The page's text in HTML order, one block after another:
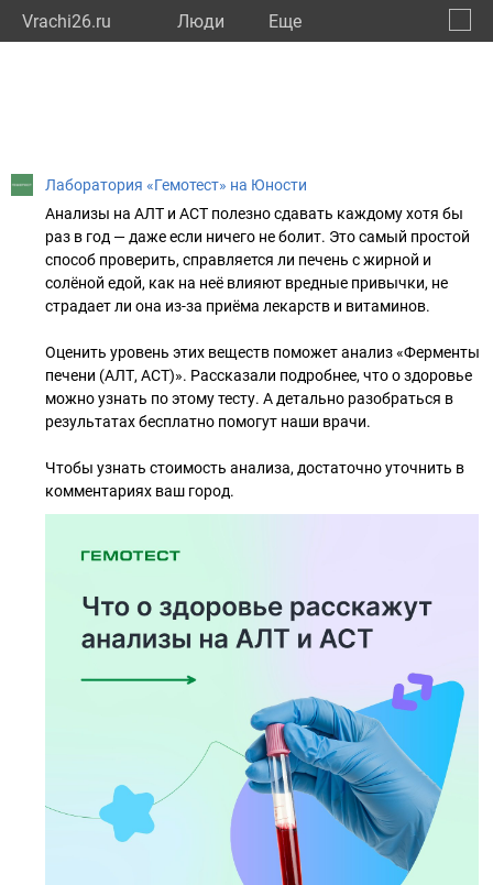
Vrachi26.ru Люди Eще
Лаборатория «Гемотест» на Юности
Анализы на АЛТ и АСТ полезно сдавать каждому хотя бы
раз в год — даже если ничего не болит. Это самый простой
способ проверить, справляется ли печень с жирной и
солёной едой, как на неё влияют вредные привычки, не
страдает ли она из-за приёма лекарств и витаминов.
Оценить уровень этих веществ поможет анализ «Ферменты
печени (АЛТ, АСТ)». Рассказали подробнее, что о здоровье
можно узнать по этому тесту. А детально разобраться в
результатах бесплатно помогут наши врачи.
Чтобы узнать стоимость анализа, достаточно уточнить в
комментариях ваш город.